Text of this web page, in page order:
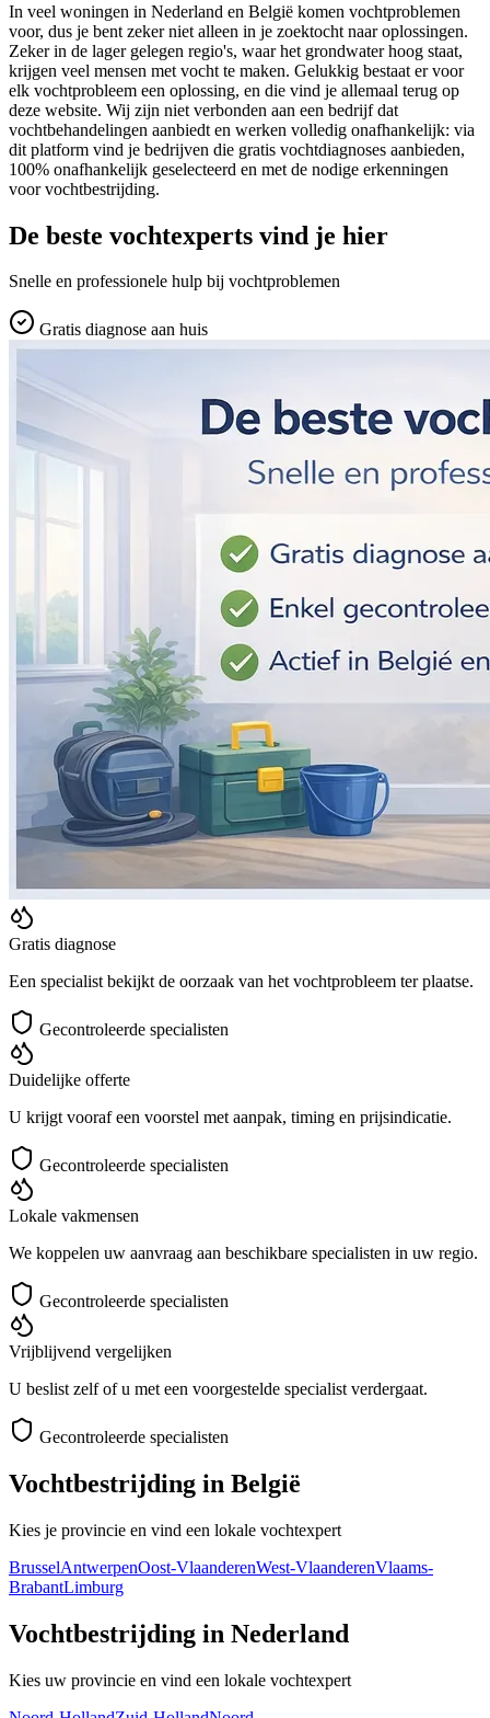
In veel woningen in Nederland en België komen vochtproblemen
voor, dus je bent zeker niet alleen in je zoektocht naar oplossingen.
Zeker in de lager gelegen regio's, waar het grondwater hoog staat,
krijgen veel mensen met vocht te maken. Gelukkig bestaat er voor
elk vochtprobleem een oplossing, en die vind je allemaal terug op
deze website. Wij zijn niet verbonden aan een bedrijf dat
vochtbehandelingen aanbiedt en werken volledig onafhankelijk: via
dit platform vind je bedrijven die gratis vochtdiagnoses aanbieden,
100% onafhankelijk geselecteerd en met de nodige erkenningen
voor vochtbestrijding.
De beste vochtexperts vind je hier
Snelle en professionele hulp bij vochtproblemen
Gratis diagnose aan huis
Gratis diagnose
Een specialist bekijkt de oorzaak van het vochtprobleem ter plaatse.
Gecontroleerde specialisten
Duidelijke offerte
U krijgt vooraf een voorstel met aanpak, timing en prijsindicatie.
Gecontroleerde specialisten
Lokale vakmensen
We koppelen uw aanvraag aan beschikbare specialisten in uw regio.
Gecontroleerde specialisten
Vrijblijvend vergelijken
U beslist zelf of u met een voorgestelde specialist verdergaat.
Gecontroleerde specialisten
Vochtbestrijding in België
Kies je provincie en vind een lokale vochtexpert
BrusselAntwerpenOost-VlaanderenWest-VlaanderenVlaams-
BrabantLimburg
Vochtbestrijding in Nederland
Kies uw provincie en vind een lokale vochtexpert